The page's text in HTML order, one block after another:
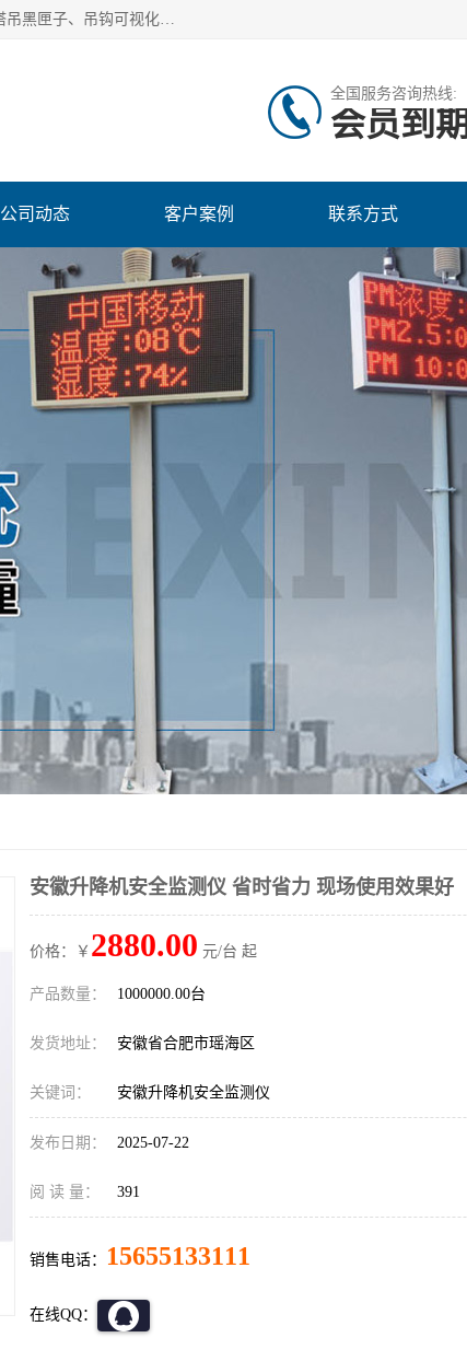
安徽赛芙智能科技有限公司是一家主营智慧化工地解决方案的企业，主营产品有：塔机安全监测系统、塔吊黑匣子、吊钩可视化、吊钩可视化系统、塔机安全监控系统、塔机黑匣子等。创建至今始终关注用户需求，为用户提供有的产品和服务。
全国服务咨询热线:
会员到期
公司动态 客户案例 联系方式
安徽升降机安全监测仪 省时省力 现场使用效果好
价格：￥ 2880.00 元/台 起
产品数量： 1000000.00台
发货地址： 安徽省合肥市瑶海区
关键词： 安徽升降机安全监测仪
发布日期： 2025-07-22
阅 读 量： 391
销售电话： 15655133111
在线QQ：